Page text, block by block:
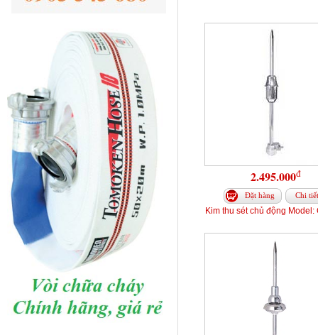
2.495.000đ
Đặt hàng Chi tiết
Kim thu sét chủ động Model: